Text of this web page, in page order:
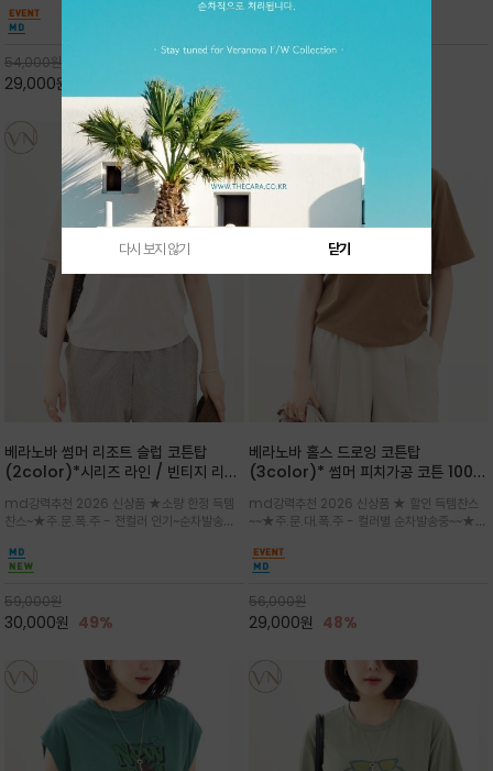
안함을 동시에 느낄수 있으며 차분하고 필요한
컬러웨이로 단독 또는 린넨 자켓/ 여름점퍼 안에
코디하기 만능템 입니다^^
54,000원
29,000원
핏 강연티셔츠
한 착용감을 선사하며, 자연스럽게 떨어지는 실루
으로도 포인트가 되며, 데일리 활
베라노바 썸머 리조트 슬럽 코튼탑
(2color)*시리즈 라인 / 빈티지 리조
는 가벼운 코튼 터치의 반팔 티셔츠입니
다
md강력추천 2026 신상품 ★소량 한정 득템
찬스~★주.문.폭.주 - 전컬러 인기~순차발송중
아(Sepia)나 파스텔 톤의 해변 풍경으로 세련
된 뮤트톤 컬러 팔레트로 빈티지한 무드의 선샤
인 프린트가 더해져 담백하면서도 감각
59,000원
30,000원 49%
베라노바 홀스 드로잉 코튼탑
(3color)* 썸머 피치가공 코튼 100프
의 미를 살려 말의 윤곽선만 스케치하여
감성을 담은 아이템
md강력추천 2026 신상품 ★ 할인 득템찬스
~~★주.문.대.폭.주 - 컬러별 순차발송중~~★프
말(Horse) 드로잉 티셔츠는 여유로운 실루엣과
감각적인 아트워크로 고급스러운 여름 스타일링
을 완성할 수 있습니다
56,000원
29,000원 48%
다시 보지 않기 닫기